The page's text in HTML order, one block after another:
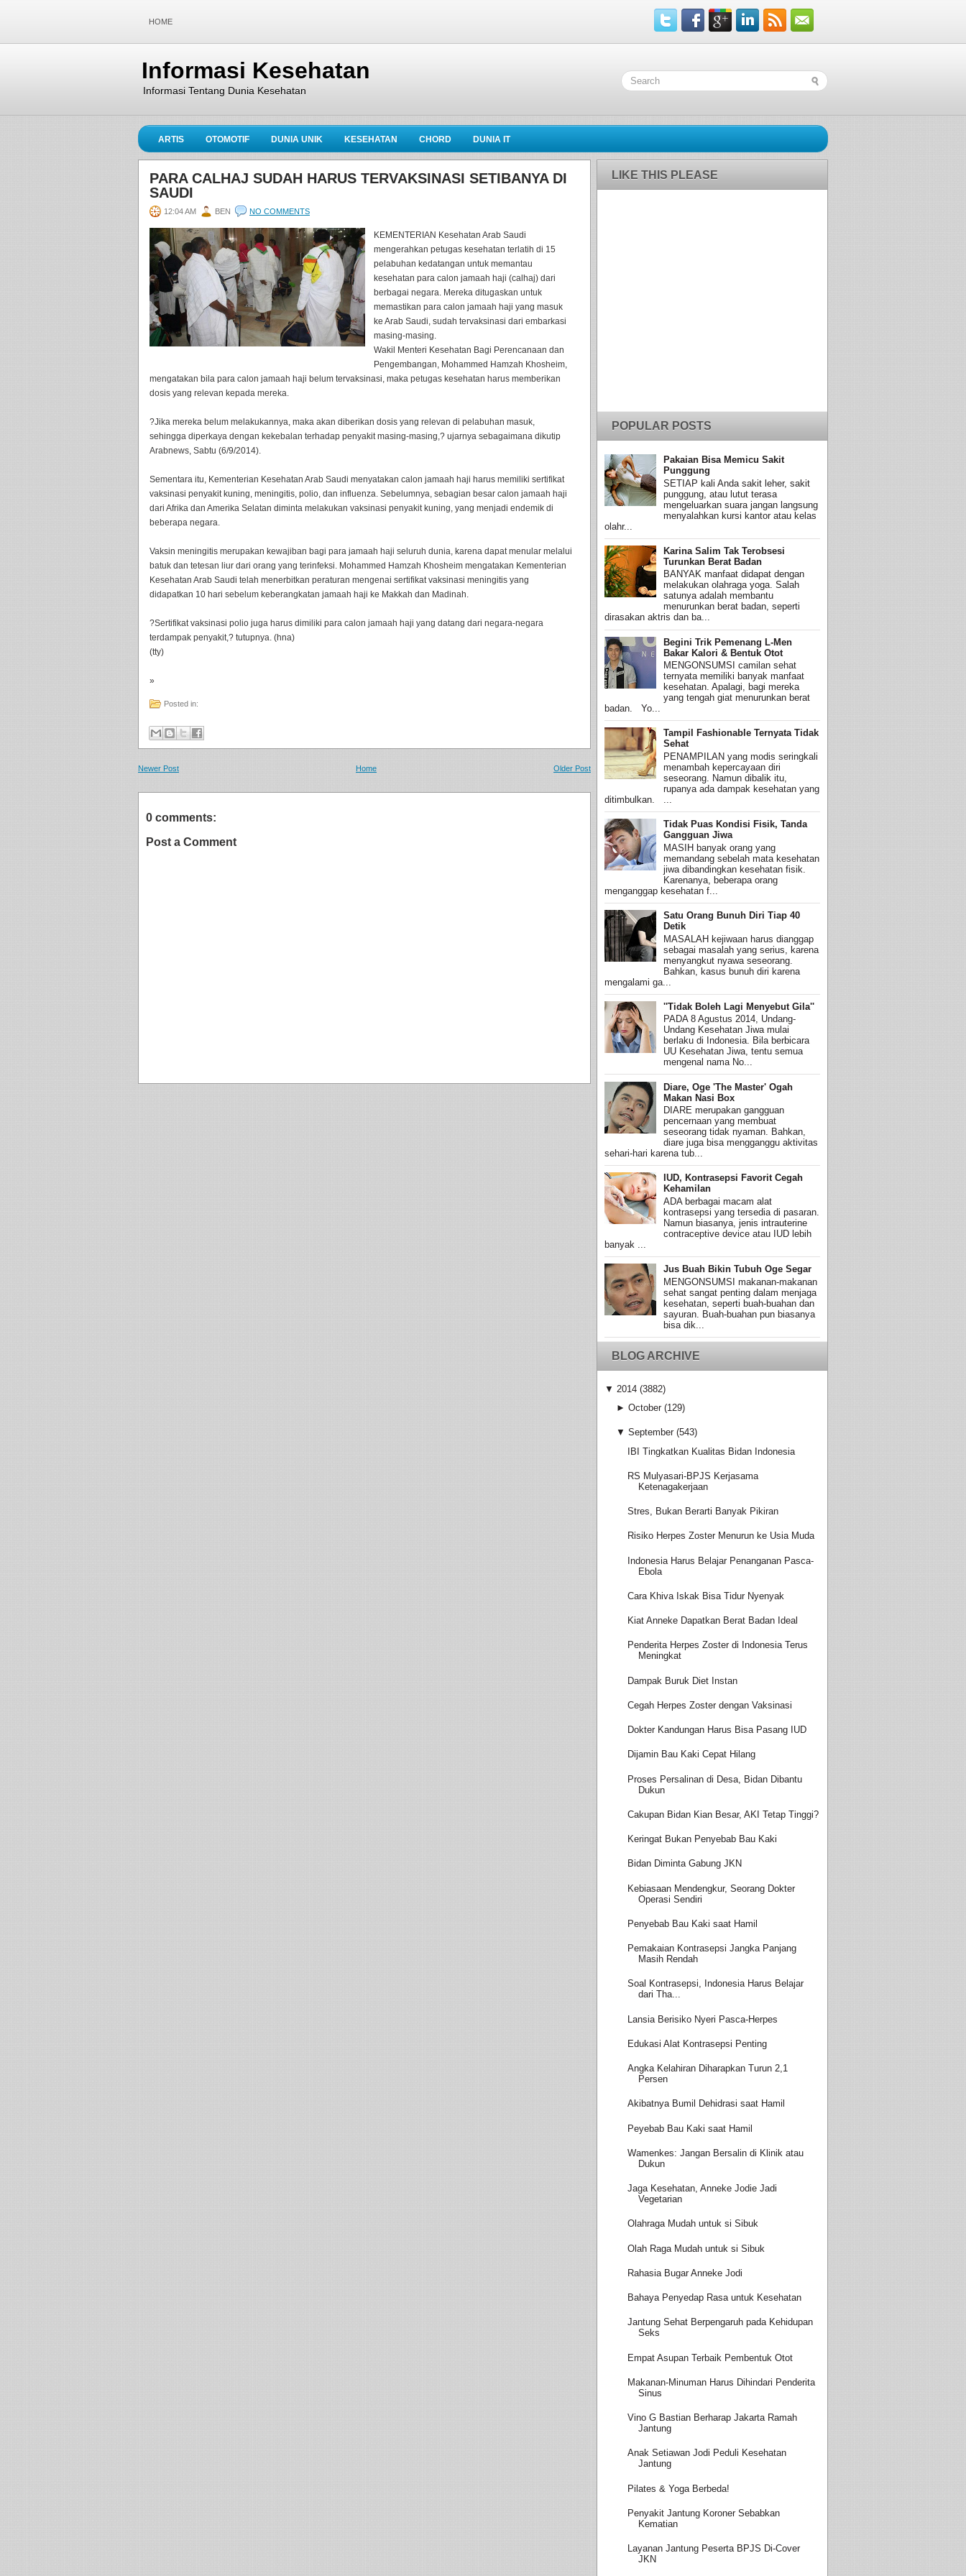
HOME
Informasi Kesehatan
Informasi Tentang Dunia Kesehatan
ARTIS OTOMOTIF DUNIA UNIK KESEHATAN CHORD DUNIA IT
PARA CALHAJ SUDAH HARUS TERVAKSINASI SETIBANYA DI
SAUDI
12:04 AM BEN NO COMMENTS
KEMENTERIAN Kesehatan Arab Saudi
mengerahkan petugas kesehatan terlatih di 15
pelabuhan kedatangan untuk memantau
kesehatan para calon jamaah haji (calhaj) dari
berbagai negara. Mereka ditugaskan untuk
memastikan para calon jamaah haji yang masuk
ke Arab Saudi, sudah tervaksinasi dari embarkasi
masing-masing.
Wakil Menteri Kesehatan Bagi Perencanaan dan
Pengembangan, Mohammed Hamzah Khosheim,
mengatakan bila para calon jamaah haji belum tervaksinasi, maka petugas kesehatan harus memberikan
dosis yang relevan kepada mereka.
?Jika mereka belum melakukannya, maka akan diberikan dosis yang relevan di pelabuhan masuk,
sehingga diperkaya dengan kekebalan terhadap penyakit masing-masing,? ujarnya sebagaimana dikutip
Arabnews, Sabtu (6/9/2014).
Sementara itu, Kementerian Kesehatan Arab Saudi menyatakan calon jamaah haji harus memiliki sertifikat
vaksinasi penyakit kuning, meningitis, polio, dan influenza. Sebelumnya, sebagian besar calon jamaah haji
dari Afrika dan Amerika Selatan diminta melakukan vaksinasi penyakit kuning, yang menjadi endemik di
beberapa negara.
Vaksin meningitis merupakan kewajiban bagi para jamaah haji seluruh dunia, karena dapat menular melalui
batuk dan tetesan liur dari orang yang terinfeksi. Mohammed Hamzah Khosheim mengatakan Kementerian
Kesehatan Arab Saudi telah menerbitkan peraturan mengenai sertifikat vaksinasi meningitis yang
didapatkan 10 hari sebelum keberangkatan jamaah haji ke Makkah dan Madinah.
?Sertifikat vaksinasi polio juga harus dimiliki para calon jamaah haji yang datang dari negara-negara
terdampak penyakit,? tutupnya. (hna)
(tty)
»
Posted in:
Newer Post Older Post
Home
0 comments:
Post a Comment
LIKE THIS PLEASE
POPULAR POSTS
Pakaian Bisa Memicu Sakit
Punggung
SETIAP kali Anda sakit leher, sakit
punggung, atau lutut terasa
mengeluarkan suara jangan langsung
menyalahkan kursi kantor atau kelas
olahr...
Karina Salim Tak Terobsesi
Turunkan Berat Badan
BANYAK manfaat didapat dengan
melakukan olahraga yoga. Salah
satunya adalah membantu
menurunkan berat badan, seperti
dirasakan aktris dan ba...
Begini Trik Pemenang L-Men
Bakar Kalori & Bentuk Otot
MENGONSUMSI camilan sehat
ternyata memiliki banyak manfaat
kesehatan. Apalagi, bagi mereka
yang tengah giat menurunkan berat
badan. Yo...
Tampil Fashionable Ternyata Tidak
Sehat
PENAMPILAN yang modis seringkali
menambah kepercayaan diri
seseorang. Namun dibalik itu,
rupanya ada dampak kesehatan yang
ditimbulkan. ...
Tidak Puas Kondisi Fisik, Tanda
Gangguan Jiwa
MASIH banyak orang yang
memandang sebelah mata kesehatan
jiwa dibandingkan kesehatan fisik.
Karenanya, beberapa orang
menganggap kesehatan f...
Satu Orang Bunuh Diri Tiap 40
Detik
MASALAH kejiwaan harus dianggap
sebagai masalah yang serius, karena
menyangkut nyawa seseorang.
Bahkan, kasus bunuh diri karena
mengalami ga...
''Tidak Boleh Lagi Menyebut Gila''
PADA 8 Agustus 2014, Undang-
Undang Kesehatan Jiwa mulai
berlaku di Indonesia. Bila berbicara
UU Kesehatan Jiwa, tentu semua
mengenal nama No...
Diare, Oge 'The Master' Ogah
Makan Nasi Box
DIARE merupakan gangguan
pencernaan yang membuat
seseorang tidak nyaman. Bahkan,
diare juga bisa mengganggu aktivitas
sehari-hari karena tub...
IUD, Kontrasepsi Favorit Cegah
Kehamilan
ADA berbagai macam alat
kontrasepsi yang tersedia di pasaran.
Namun biasanya, jenis intrauterine
contraceptive device atau IUD lebih
banyak ...
Jus Buah Bikin Tubuh Oge Segar
MENGONSUMSI makanan-makanan
sehat sangat penting dalam menjaga
kesehatan, seperti buah-buahan dan
sayuran. Buah-buahan pun biasanya
bisa dik...
BLOG ARCHIVE
▼ 2014 (3882)
► October (129)
▼ September (543)
IBI Tingkatkan Kualitas Bidan Indonesia
RS Mulyasari-BPJS Kerjasama
Ketenagakerjaan
Stres, Bukan Berarti Banyak Pikiran
Risiko Herpes Zoster Menurun ke Usia Muda
Indonesia Harus Belajar Penanganan Pasca-
Ebola
Cara Khiva Iskak Bisa Tidur Nyenyak
Kiat Anneke Dapatkan Berat Badan Ideal
Penderita Herpes Zoster di Indonesia Terus
Meningkat
Dampak Buruk Diet Instan
Cegah Herpes Zoster dengan Vaksinasi
Dokter Kandungan Harus Bisa Pasang IUD
Dijamin Bau Kaki Cepat Hilang
Proses Persalinan di Desa, Bidan Dibantu
Dukun
Cakupan Bidan Kian Besar, AKI Tetap Tinggi?
Keringat Bukan Penyebab Bau Kaki
Bidan Diminta Gabung JKN
Kebiasaan Mendengkur, Seorang Dokter
Operasi Sendiri
Penyebab Bau Kaki saat Hamil
Pemakaian Kontrasepsi Jangka Panjang
Masih Rendah
Soal Kontrasepsi, Indonesia Harus Belajar
dari Tha...
Lansia Berisiko Nyeri Pasca-Herpes
Edukasi Alat Kontrasepsi Penting
Angka Kelahiran Diharapkan Turun 2,1
Persen
Akibatnya Bumil Dehidrasi saat Hamil
Peyebab Bau Kaki saat Hamil
Wamenkes: Jangan Bersalin di Klinik atau
Dukun
Jaga Kesehatan, Anneke Jodie Jadi
Vegetarian
Olahraga Mudah untuk si Sibuk
Olah Raga Mudah untuk si Sibuk
Rahasia Bugar Anneke Jodi
Bahaya Penyedap Rasa untuk Kesehatan
Jantung Sehat Berpengaruh pada Kehidupan
Seks
Empat Asupan Terbaik Pembentuk Otot
Makanan-Minuman Harus Dihindari Penderita
Sinus
Vino G Bastian Berharap Jakarta Ramah
Jantung
Anak Setiawan Jodi Peduli Kesehatan
Jantung
Pilates & Yoga Berbeda!
Penyakit Jantung Koroner Sebabkan
Kematian
Layanan Jantung Peserta BPJS Di-Cover
JKN